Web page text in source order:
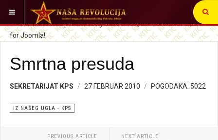
VI STE OVDE: SRBIJA I SVET IZ NAŠEG UGLA
Smrtna presuda
SEKRETARIJAT KPS 27 FEBRUAR 2010 POGODAKA: 5022
IZ NAŠEG UGLA - KPS
PREVIOUS ARTICLE NEXT ARTICLE